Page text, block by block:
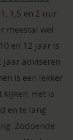
1,5 en 2 uur.
meestal wel
en 12 jaar is
jaar adviseren
is een lekker
Het is
en te lang
Zodoende